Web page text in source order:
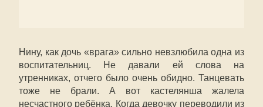
Нину, как дочь «врага» сильно невзлюбила одна из
воспитательниц. Не давали ей слова на
утренниках, отчего было очень обидно. Танцевать
тоже не брали. А вот кастелянша жалела
несчастного ребёнка. Когда девочку переводили из